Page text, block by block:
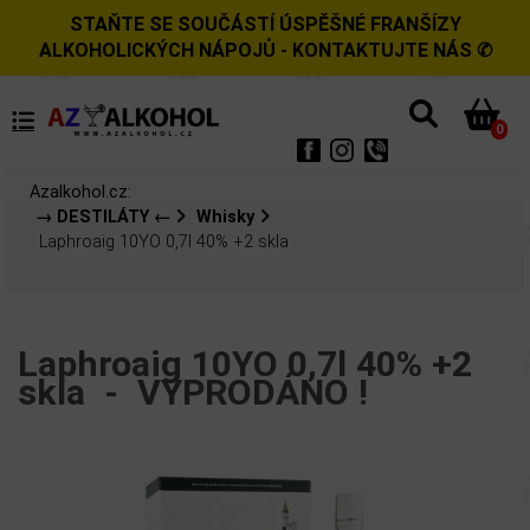
STAŇTE SE SOUČÁSTÍ ÚSPĚŠNÉ FRANŠÍZY
ALKOHOLICKÝCH NÁPOJŮ - KONTAKTUJTE NÁS ✆
0
Azalkohol.cz:
→ DESTILÁTY ←
Whisky
Laphroaig 10YO 0,7l 40% +2 skla
Laphroaig 10YO 0,7l 40% +2
skla - VYPRODÁNO !